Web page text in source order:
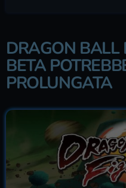
DRAGON BALL
BETA
PROLUNGATA